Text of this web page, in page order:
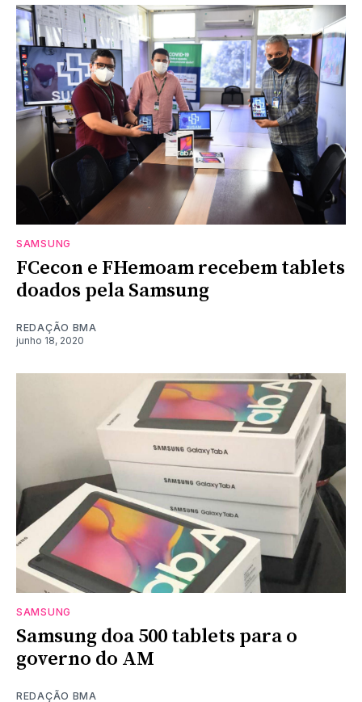
SAMSUNG
FCecon e FHemoam recebem tablets
doados pela Samsung
REDAÇÃO BMA
junho 18, 2020
SAMSUNG
Samsung doa 500 tablets para o
governo do AM
REDAÇÃO BMA